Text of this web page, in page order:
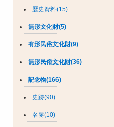
歴史資料(15)
無形文化財(5)
有形民俗文化財(9)
無形民俗文化財(36)
記念物(166)
史跡(90)
名勝(10)